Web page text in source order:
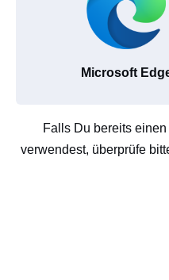
Microsoft
Falls Du bereits
verwendest, überprüfe